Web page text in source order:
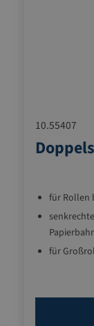
10.55407
für Rollen
für